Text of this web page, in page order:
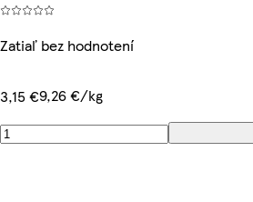
Zatiaľ bez hodnotení
3,15 €9,26 €/kg